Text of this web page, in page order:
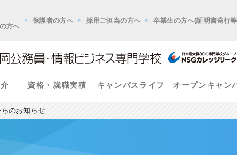
方へ
保護者の方へ 採用ご担当の方へ 卒業生の方へ(証明書発行
資格・就職実積 キャンパスライフ オープンキャン
のお知らせ